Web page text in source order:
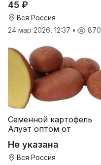
45 ₽
Вся Россия
24 мар 2026, 12:37 • 870
Семенной картофель
Алуэт оптом от
Не указана
Вся Россия